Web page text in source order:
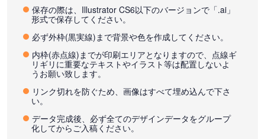
保存の際は、Illustrator CS6以下のバージョンで「.ai」
形式で保存してください。
必ず外枠(黒実線)まで背景や色を作成してください。
内枠(赤点線)までが印刷エリアとなりますので、点線ギ
リギリに重要なテキストやイラスト等は配置しないよ
うお願い致します。
リンク切れを防ぐため、画像はすべて埋め込んで下さ
い。
データ完成後、必ず全てのデザインデータをグループ
化してからご入稿ください。